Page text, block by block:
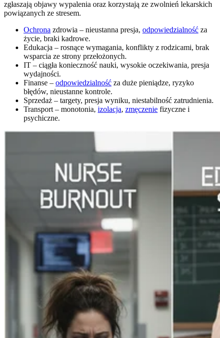
zgłaszają objawy wypalenia oraz korzystają ze zwolnień lekarskich
powiązanych ze stresem.
Ochrona zdrowia – nieustanna presja, odpowiedzialność za
życie, braki kadrowe.
Edukacja – rosnące wymagania, konflikty z rodzicami, brak
wsparcia ze strony przełożonych.
IT – ciągła konieczność nauki, wysokie oczekiwania, presja
wydajności.
Finanse – odpowiedzialność za duże pieniądze, ryzyko
błędów, nieustanne kontrole.
Sprzedaż – targety, presja wyniku, niestabilność zatrudnienia.
Transport – monotonia, izolacja, zmęczenie fizyczne i
psychiczne.